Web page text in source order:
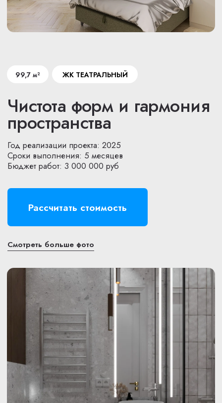
на чем экономить не стоит.
Вы сможете спокойно
спланировать свой бюджет.
Можно хорошо и
выберем и закупим качественные и
будут вам служить много лет. Вам не
покупку и доставку.
Уберем квартиру
после ремонта
Мы аккуратно уберем следы
ремонта, словно ваша квартира
всегда была такой конфеткой.
Возьмем на себя тщательную сухую
и влажную уборку, которые так
выматывают.
только ремонт
Разработаем проект электрики
Спроектируем вентиляцию и
кондиционирование
Заменим радиаторы отопления
пластиковые окна
Установим межкомнатные двери